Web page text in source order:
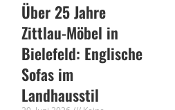
Über 25 Jahre
Zittlau-Möbel in
Bielefeld: Englische
Sofas im
Landhausstil